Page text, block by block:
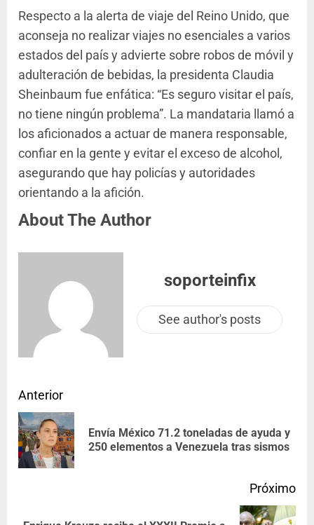
Respecto a la alerta de viaje del Reino Unido, que
aconseja no realizar viajes no esenciales a varios
estados del país y advierte sobre robos de móvil y
adulteración de bebidas, la presidenta Claudia
Sheinbaum fue enfática: “Es seguro visitar el país,
no tiene ningún problema”. La mandataria llamó a
los aficionados a actuar de manera responsable,
confiar en la gente y evitar el exceso de alcohol,
asegurando que hay policías y autoridades
orientando a la afición.
About The Author
soporteinfix
See author's posts
Anterior
Envía México 71.2 toneladas de ayuda y
250 elementos a Venezuela tras sismos
Próximo